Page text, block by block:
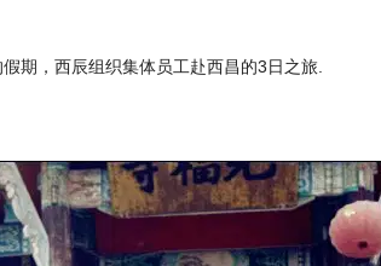
期，西辰组织集体员工赴西昌的3 日之旅